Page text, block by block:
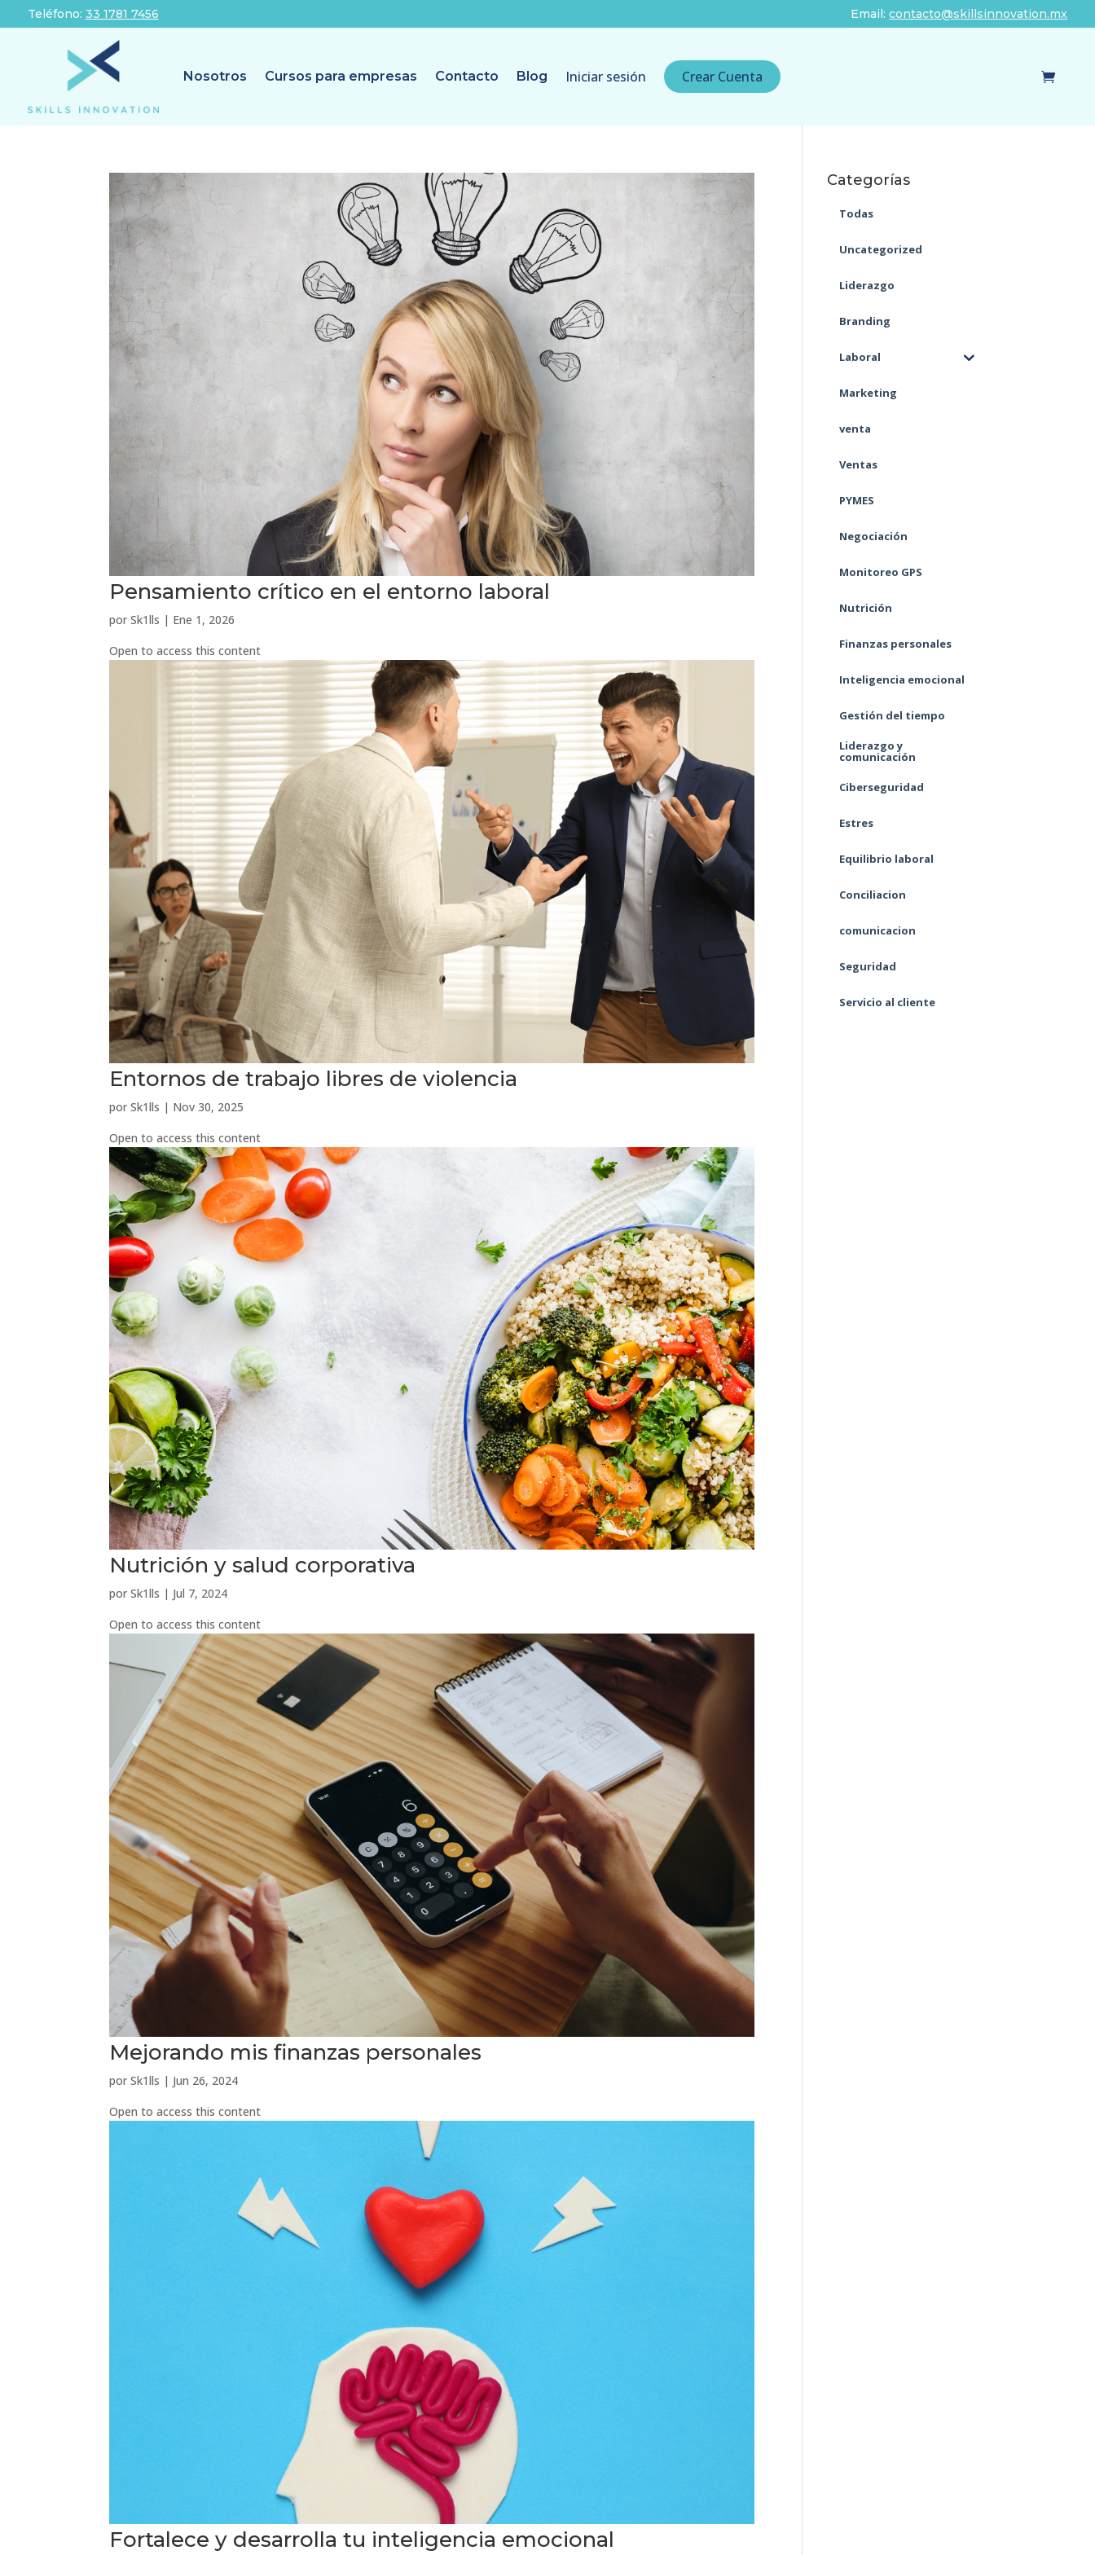
Teléfono: 33 1781 7456 Email:contacto@skillsinnovation.mx
Nosotros Cursos para empresas Contacto Blog Iniciar sesión Crear Cuenta
Pensamiento crítico en el entorno laboral
porSk1lls | Ene 1, 2026
Open to access this content
Entornos de trabajo libres de violencia
porSk1lls | Nov 30, 2025
Open to access this content
Nutrición y salud corporativa
porSk1lls | Jul 7, 2024
Open to access this content
Mejorando mis finanzas personales
porSk1lls | Jun 26, 2024
Open to access this content
Fortalece y desarrolla tu inteligencia emocional
Categorías
Todas
Uncategorized
Liderazgo
Branding
Laboral
Marketing
venta
Ventas
PYMES
Negociación
Monitoreo GPS
Nutrición
Finanzas personales
Inteligencia emocional
Gestión del tiempo
Liderazgo y
comunicación
Ciberseguridad
Estres
Equilibrio laboral
Conciliacion
comunicacion
Seguridad
Servicio al cliente